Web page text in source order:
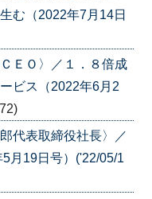
む（2022年7月14日
ＥＯ〉／１．８倍成
ビス（2022年6月2
代表取締役社長〉／
月19日号）('22/05/1